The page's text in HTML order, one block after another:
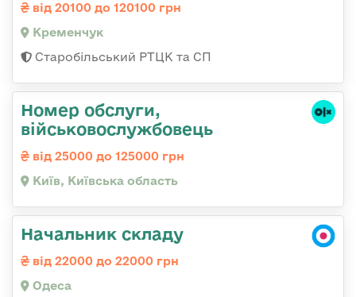
від 20100 до 120100 грн
Кременчук
Старобільський РТЦК та СП
Номер обслуги,
військовослужбовець
від 25000 до 125000 грн
Київ, Київська область
Начальник складу
від 22000 до 22000 грн
Одеса